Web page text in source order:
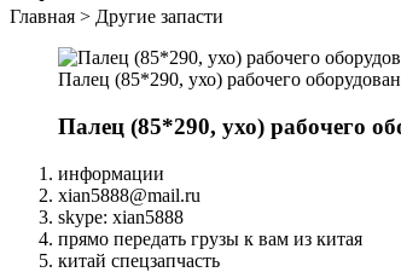
Главная > Другие запасти
Палец (85*290, ухо) рабочего
Палец (85*290, ухо) рабочего
информации
xian5888@mail.ru
skype: xian5888
прямо передать грузы к вам из китая
китай спецзапчасть